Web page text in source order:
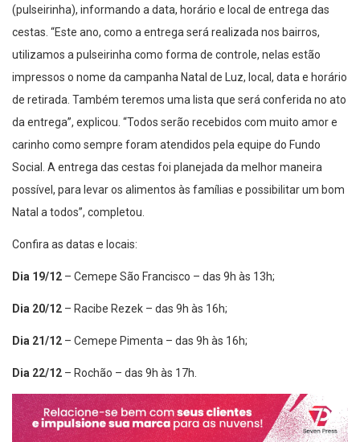
(pulseirinha), informando a data, horário e local de entrega das
cestas. “Este ano, como a entrega será realizada nos bairros,
utilizamos a pulseirinha como forma de controle, nelas estão
impressos o nome da campanha Natal de Luz, local, data e horário
de retirada. Também teremos uma lista que será conferida no ato
da entrega”, explicou. “Todos serão recebidos com muito amor e
carinho como sempre foram atendidos pela equipe do Fundo
Social. A entrega das cestas foi planejada da melhor maneira
possível, para levar os alimentos às famílias e possibilitar um bom
Natal a todos”, completou.
Confira as datas e locais:
Dia 19/12 – Cemepe São Francisco – das 9h às 13h;
Dia 20/12 – Racibe Rezek – das 9h às 16h;
Dia 21/12 – Cemepe Pimenta – das 9h às 16h;
Dia 22/12 – Rochão – das 9h às 17h.